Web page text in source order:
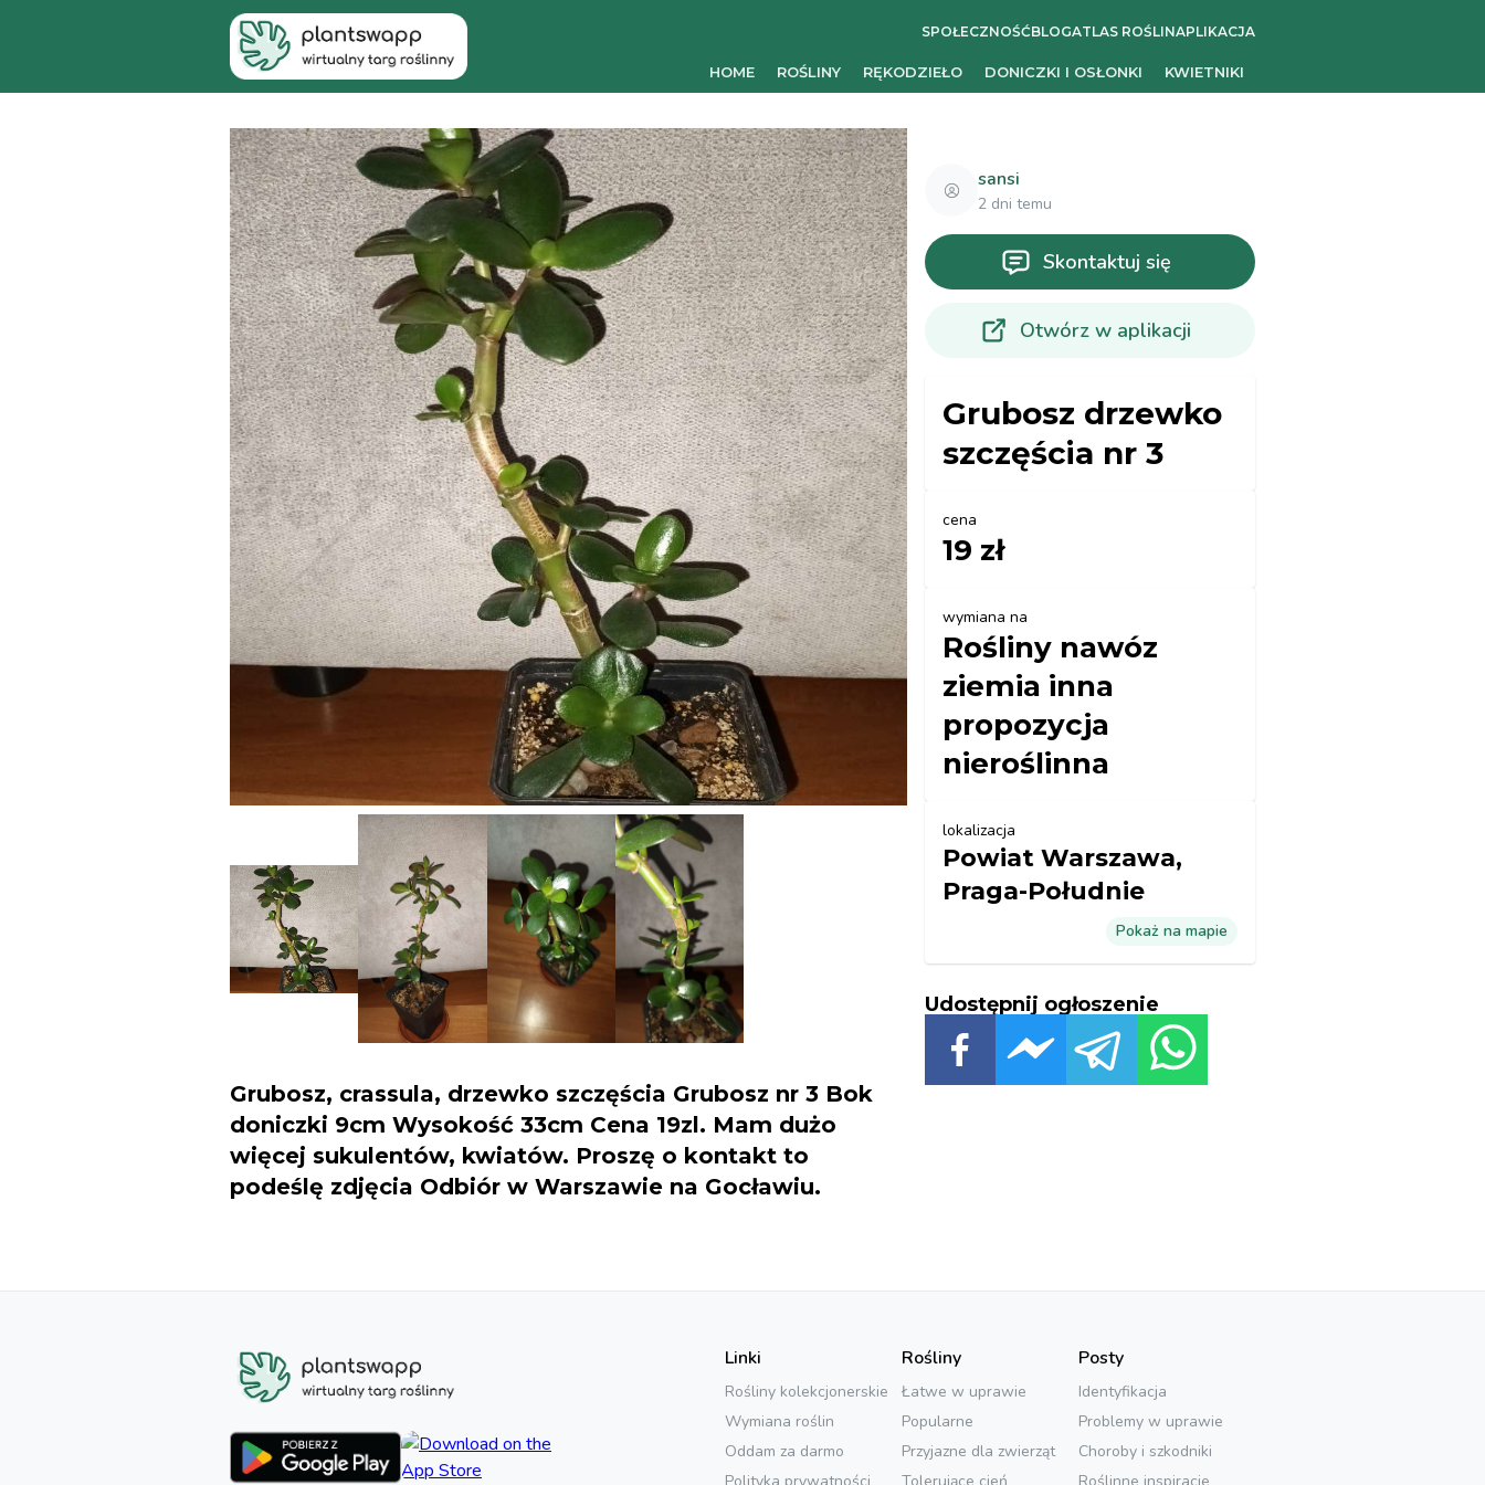
SPOŁECZNOŚĆBLOGATLAS ROŚLINAPLIKACJA
HOME ROŚLINY RĘKODZIEŁO DONICZKI I OSŁONKI KWIETNIKI
Grubosz, crassula, drzewko szczęścia Grubosz nr 3 Bok
doniczki 9cm Wysokość 33cm Cena 19zl. Mam dużo
więcej sukulentów, kwiatów. Proszę o kontakt to
podeślę zdjęcia Odbiór w Warszawie na Gocławiu.
sansi
2 dni temu
Skontaktuj się
Otwórz w aplikacji
Grubosz drzewko
szczęścia nr 3
cena
19 zł
wymiana na
Rośliny nawóz
ziemia inna
propozycja
nieroślinna
lokalizacja
Powiat Warszawa,
Praga-Południe
Pokaż na mapie
Udostępnij ogłoszenie
Linki
Rośliny kolekcjonerskie
Wymiana roślin
Oddam za darmo
Rośliny
Łatwe w uprawie
Popularne
Przyjazne dla zwierząt
Posty
Identyfikacja
Problemy w uprawie
Choroby i szkodniki